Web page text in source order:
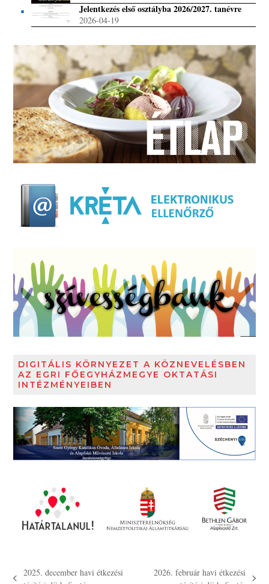
Jelentkezés első osztályba 2026/2027. tanévre
2026-04-19
DIGITÁLIS KÖRNYEZET A KÖZNEVELÉSBEN
AZ EGRI FŐEGYHÁZMEGYE OKTATÁSI
INTÉZMÉNYEIBEN
2025. december havi étkezési
2026. február havi étkezési